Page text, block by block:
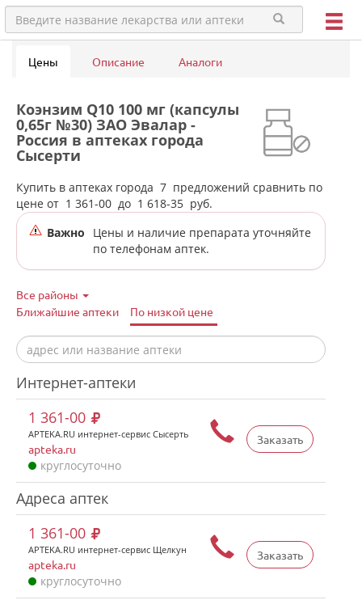
Цены Описание Аналоги
Коэнзим Q10 100 мг (капсулы
0,65г №30) ЗАО Эвалар -
Россия в аптеках города
Сысерти
Купить в аптеках города 7 предложений сравнить по
цене от 1 361-00 до 1 618-35 руб.
Важно
Цены и наличие препарата уточняйте
по телефонам аптек.
Все районы
Ближайшие аптеки
По низкой цене
Интернет-аптеки
Заказать
1 361-00
APTEKA.RU интернет-сервис Сысерть
apteka.ru
круглосуточно
Адреса аптек
Заказать
1 361-00
APTEKA.RU интернет-сервис Щелкун
apteka.ru
круглосуточно